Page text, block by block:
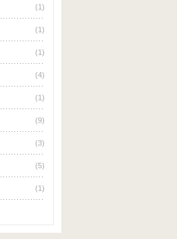
(1)
(1)
(1)
(4)
(1)
(9)
(3)
(5)
(1)